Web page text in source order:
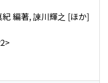
編著, 諫川輝之 [ほか]